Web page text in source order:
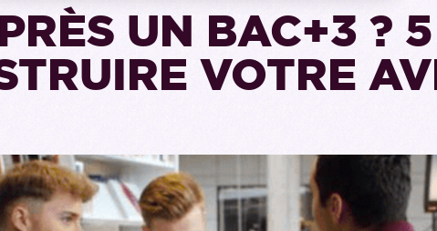
UN BAC+3 ?
VOTRE